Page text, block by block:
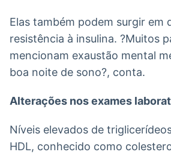
Elas também podem surgir em
resistência à insulina. ?Muitos
mencionam exaustão mental
boa noite de sono?, conta.
Alterações nos exames
Níveis elevados de
HDL, conhecido como